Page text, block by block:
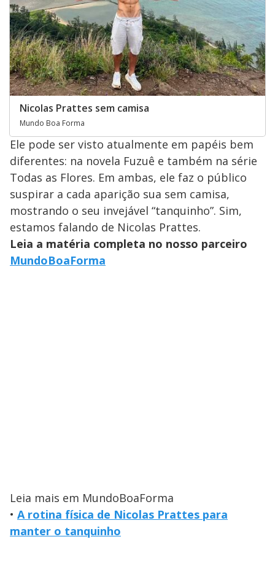
Nicolas Prattes sem camisa
Mundo Boa Forma
Ele pode ser visto atualmente em papéis bem
diferentes: na novela Fuzuê e também na série
Todas as Flores. Em ambas, ele faz o público
suspirar a cada aparição sua sem camisa,
mostrando o seu invejável “tanquinho”. Sim,
estamos falando de Nicolas Prattes.
Leia a matéria completa no nosso parceiro
MundoBoaForma
Leia mais em MundoBoaForma
• A rotina física de Nicolas Prattes para
manter o tanquinho